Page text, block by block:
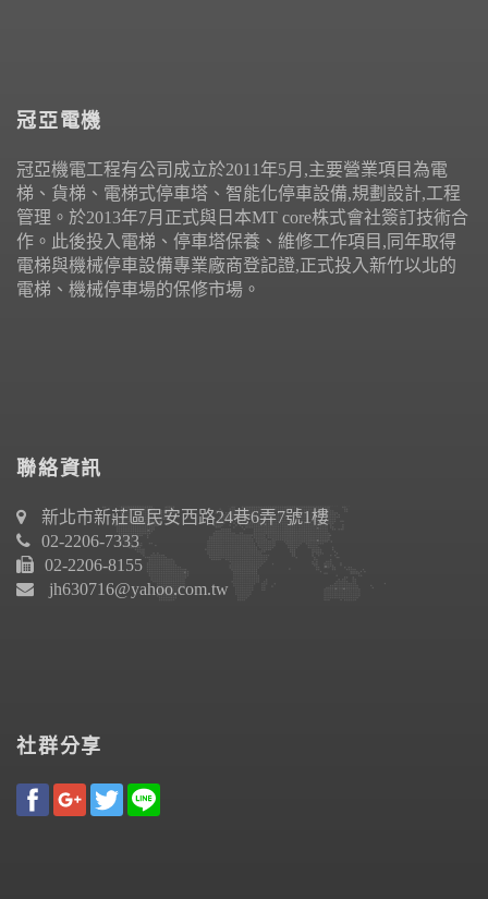
冠亞電機
冠亞機電工程有公司成立於2011年5月,主要營業項目為電
梯、貨梯、電梯式停車塔、智能化停車設備,規劃設計,工程
管理。於2013年7月正式與日本MT core株式會社簽訂技術合
作。此後投入電梯、停車塔保養、維修工作項目,同年取得
電梯與機械停車設備專業廠商登記證,正式投入新竹以北的
電梯、機械停車場的保修市場。
聯絡資訊
新北市新莊區民安西路24巷6弄7號1樓
02-2206-7333
02-2206-8155
jh630716@yahoo.com.tw
社群分享